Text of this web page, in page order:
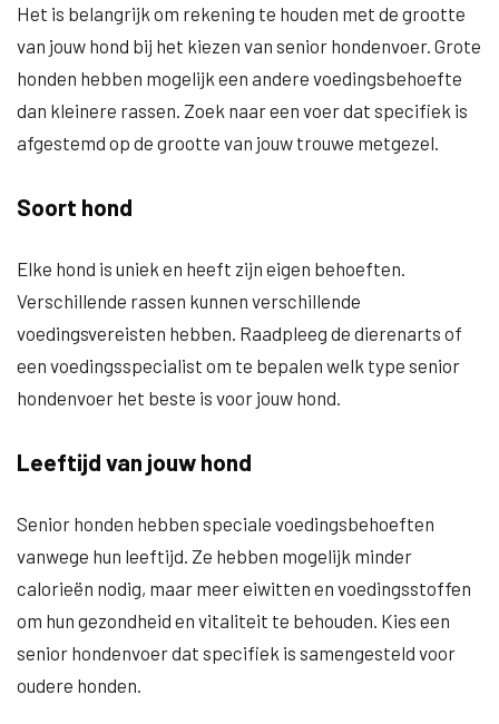
Het is belangrijk om rekening te houden met de grootte
van jouw hond bij het kiezen van senior hondenvoer. Grote
honden hebben mogelijk een andere voedingsbehoefte
dan kleinere rassen. Zoek naar een voer dat specifiek is
afgestemd op de grootte van jouw trouwe metgezel.
Soort hond
Elke hond is uniek en heeft zijn eigen behoeften.
Verschillende rassen kunnen verschillende
voedingsvereisten hebben. Raadpleeg de dierenarts of
een voedingsspecialist om te bepalen welk type senior
hondenvoer het beste is voor jouw hond.
Leeftijd van jouw hond
Senior honden hebben speciale voedingsbehoeften
vanwege hun leeftijd. Ze hebben mogelijk minder
calorieën nodig, maar meer eiwitten en voedingsstoffen
om hun gezondheid en vitaliteit te behouden. Kies een
senior hondenvoer dat specifiek is samengesteld voor
oudere honden.